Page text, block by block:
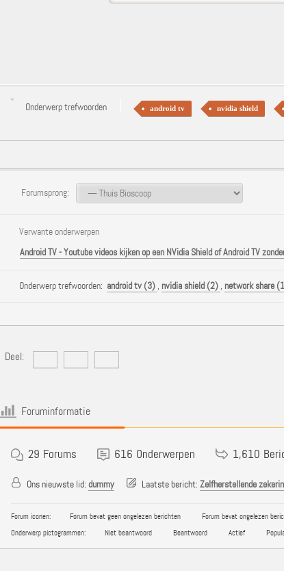
Onderwerp trefwoorden android tv nvidia shield
Forumsprong:
Verwante onderwerpen
Android TV - Youtube videos kijken op een NVidia Shield of Android TV
Onderwerp trefwoorden: android tv (3) , nvidia shield (2) , network share
Deel:
Foruminformatie
29 Forums 616 Onderwerpen 1,610
Ons nieuwste lid: dummy Laatste bericht: Zelfherstellende
Forum iconen: Forum bevat geen ongelezen berichten
Forum bevat ongelezen
Onderwerp pictogrammen:
Niet beantwoord Beantwoord Actief